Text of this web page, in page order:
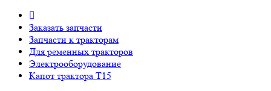
Заказать запчасти
Запчасти к тракторам
Для ременных тракторов
Электрооборудование
Капот трактора Т15